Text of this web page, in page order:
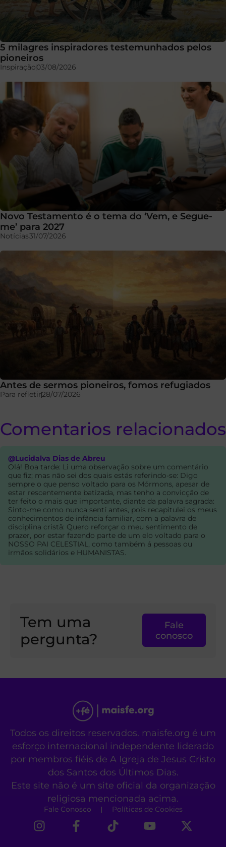
5 milagres inspiradores testemunhados pelos
pioneiros
Inspiração03/08/2026
Novo Testamento é o tema do ‘Vem, e Segue-
me’ para 2027
Notícias31/07/2026
Antes de sermos pioneiros, fomos refugiados
Para refletir28/07/2026
Comentarios relacionados
@Lucidalva Dias de Abreu
Olá! Boa tarde: Li uma observação sobre um comentário
que fiz; mas não sei dos quais estás referindo-se: Digo
sempre o que penso voltado para os Mórmons, apesar de
estar rescentemente batizada, mas tenho a convicção de
ter feito o mais que importante, diante da palavra sagrada:
Sinto-me como nunca sentí antes, pois recapitulei os meus
conhecimentos de infância familiar, com a palavra de
disciplina cristã: Quero reforçar o meu sentimento de
prazer, por estar fazendo parte de um elo voltado para o
NOSSO PAI CELESTIAL, como também á pessoas ou
irmãos solidários e HUMANISTAS.
Tem uma
pergunta?
Fale
conosco
Todos os direitos reservados. maisfe.org é um
esforço internacional independente liderado
por membros fiéis de A Igreja de Jesus Cristo
dos Santos dos Últimos Dias.
Este site não é um site oficial da organização
religiosa mencionada acima.
Fale Conosco Políticas de Cookies